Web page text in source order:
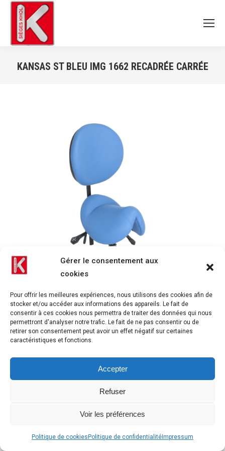
Gérer le consentement aux
cookies
Pour offrir les meilleures expériences, nous utilisons des cookies afin de
stocker et/ou accéder aux informations des appareils. Le fait de
consentir à ces cookies nous permettra de traiter des données qui nous
permettront d'analyser notre trafic. Le fait de ne pas consentir ou de
retirer son consentement peut avoir un effet négatif sur certaines
caractéristiques et fonctions.
Accepter
Refuser
Voir les préférences
Politique de cookies Politique de confidentialité Impressum
KANSAS ST BLEU IMG 1662 RECADRÉE CARRÉE
KANSAS ST bleu IMG 1662 recadrée carrée